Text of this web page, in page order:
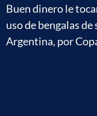
Buen dinero le
uso de bengalas
Argentina, por